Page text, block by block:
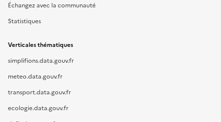
Échangez avec la communauté
Statistiques
Verticales thématiques
simplifions.data.gouv.fr
meteo.data.gouv.fr
transport.data.gouv.fr
ecologie.data.gouv.fr